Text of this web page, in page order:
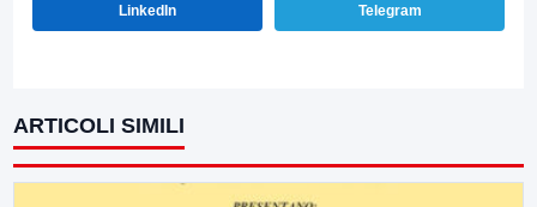
LinkedIn Telegram
ARTICOLI SIMILI